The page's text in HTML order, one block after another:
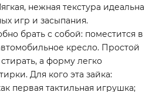
нежная текстура идеальна
игр и засыпания.
брать с собой: поместится в
кресло. Простой
а форму легко
Для кого эта зайка:
первая тактильная игрушка;